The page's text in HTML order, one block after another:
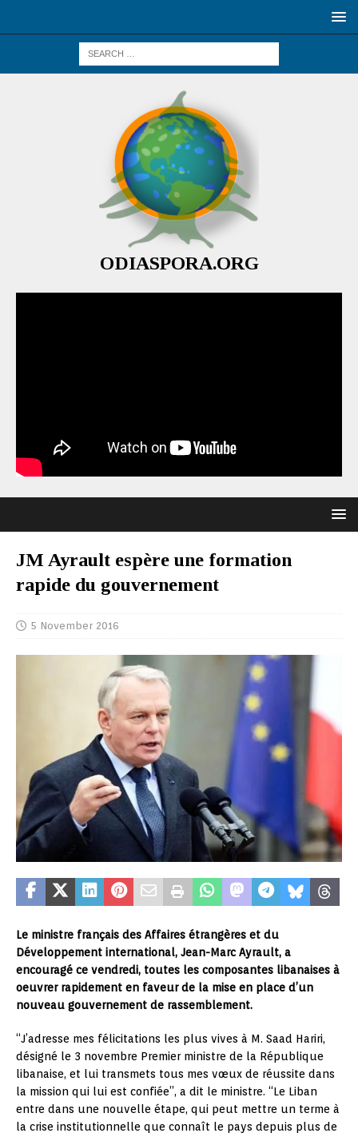
ODIASPORA.ORG
JM Ayrault espère une formation
rapide du gouvernement
5 November 2016
Le ministre français des Affaires étrangères et du
Développement international, Jean-Marc Ayrault, a
encouragé ce vendredi, toutes les composantes libanaises à
oeuvrer rapidement en faveur de la mise en place d’un
nouveau gouvernement de rassemblement.
“J’adresse mes félicitations les plus vives à M. Saad Hariri,
désigné le 3 novembre Premier ministre de la République
libanaise, et lui transmets tous mes vœux de réussite dans
la mission qui lui est confiée”, a dit le ministre. “Le Liban
entre dans une nouvelle étape, qui peut mettre un terme à
la crise institutionnelle que connaît le pays depuis plus de